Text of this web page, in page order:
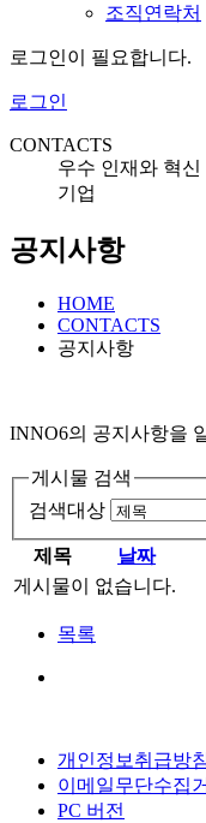
조직연락처
로그인이 필요합니다.
로그인
CONTACTS
우수 인재와 혁
기업
공지사항
HOME
CONTACTS
공지사항
INNO6의 공지사항을
게시물 검색
검색대상
제목
날짜
게시물이 없습니다.
목록
개인정보취급방
이메일무단수집
PC 버전